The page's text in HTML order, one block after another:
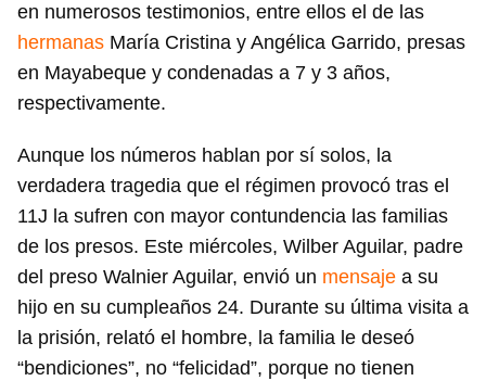
en numerosos testimonios, entre ellos el de las
hermanas María Cristina y Angélica Garrido, presas
en Mayabeque y condenadas a 7 y 3 años,
respectivamente.
Aunque los números hablan por sí solos, la
verdadera tragedia que el régimen provocó tras el
11J la sufren con mayor contundencia las familias
de los presos. Este miércoles, Wilber Aguilar, padre
del preso Walnier Aguilar, envió un mensaje a su
hijo en su cumpleaños 24. Durante su última visita a
la prisión, relató el hombre, la familia le deseó
“bendiciones”, no “felicidad”, porque no tienen